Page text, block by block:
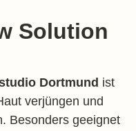
Solution
Dortmund ist
verjüngen und
Besonders geeignet